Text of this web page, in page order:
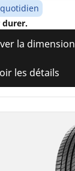
durer.
la dimension
les détails